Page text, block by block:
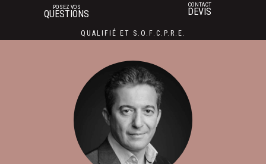
POSEZ VOS
QUESTIONS
CONTACT
DEVIS
QUALIFIÉ ET S.O.F.C.P.R.E.